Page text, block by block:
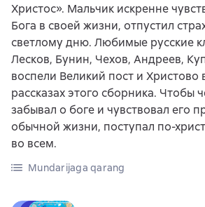
Христос». Мальчик искренне
Бога в своей жизни, отпустил
светлому дню. Любимые русские
Лесков, Бунин, Чехов, Андреев,
воспели Великий пост и Христово
рассказах этого сборника. Чтобы
забывал о боге и чувствовал его
обычной жизни, поступал по-
во всем.
Mundarijaga qarang